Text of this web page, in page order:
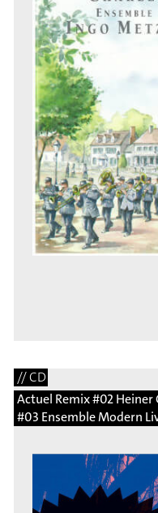
// CD
Actuel Remix #02
#03 Ensemble Modern